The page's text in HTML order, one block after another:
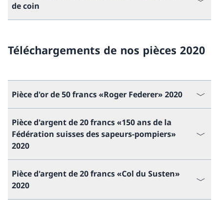
de coin
Téléchargements de nos pièces 2020
Pièce d'or de 50 francs «Roger Federer» 2020
Pièce d'argent de 20 francs «150 ans de la
Fédération suisses des sapeurs-pompiers»
2020
Pièce d'argent de 20 francs «Col du Susten»
2020